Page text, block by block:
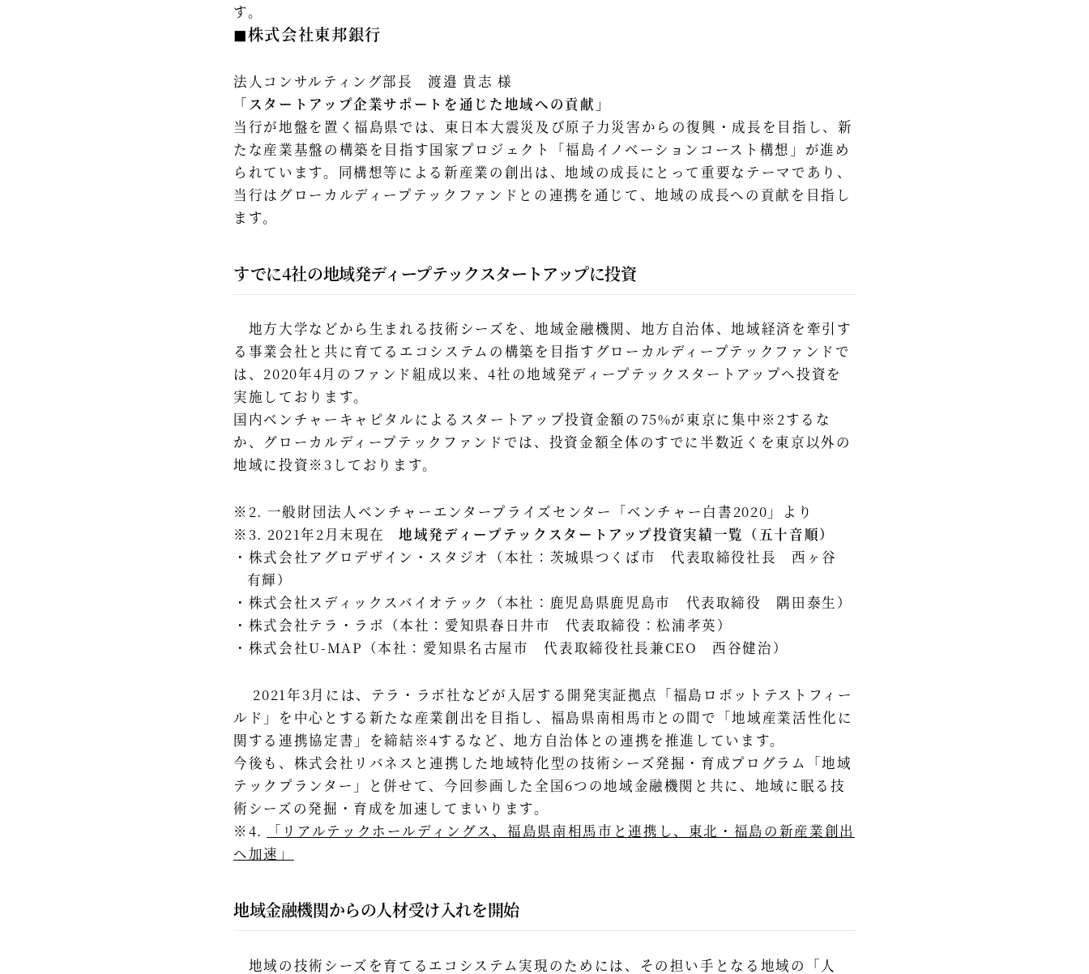
す。
◼︎株式会社東邦銀行
法人コンサルティング部長 渡邉 貴志 様
「スタートアップ企業サポートを通じた地域への貢献」
当行が地盤を置く福島県では、東日本大震災及び原子力災害からの復興・成長を目指し、新
たな産業基盤の構築を目指す国家プロジェクト「福島イノベーションコースト構想」が進め
られています。同構想等による新産業の創出は、地域の成長にとって重要なテーマであり、
当行はグローカルディープテックファンドとの連携を通じて、地域の成長への貢献を目指し
ます。 ​
すでに4社の地域発ディープテックスタートアップに投資
地方大学などから生まれる技術シーズを、地域金融機関、地方自治体、地域経済を牽引す
る事業会社と共に育てるエコシステムの構築を目指すグローカルディープテックファンドで
は、2020年4月のファンド組成以来、4社の地域発ディープテックスタートアップへ投資を
実施しております。
国内ベンチャーキャピタルによるスタートアップ投資金額の75%が東京に集中※2するな
か、グローカルディープテックファンドでは、投資金額全体のすでに半数近くを東京以外の
地域に投資※3しております。
※2. 一般財団法人ベンチャーエンタープライズセンター「ベンチャー白書2020」より
※3. 2021年2月末現在 ​ ​地域発ディープテックスタートアップ投資実績一覧（五十音順）
株式会社アグロデザイン・スタジオ（本社：茨城県つくば市 代表取締役社長 西ヶ谷
有輝）
株式会社スディックスバイオテック（本社：鹿児島県鹿児島市 代表取締役 隅田泰生）
株式会社テラ・ラボ（本社：愛知県春日井市 代表取締役：松浦孝英）
株式会社U-MAP（本社：愛知県名古屋市 代表取締役社長兼CEO 西谷健治）
​ 2021年3月には、テラ・ラボ社などが入居する開発実証拠点「福島ロボットテストフィー
ルド」を中心とする新たな産業創出を目指し、福島県南相馬市との間で「地域産業活性化に
関する連携協定書」を締結※4するなど、地方自治体との連携を推進しています。
今後も、株式会社リバネスと連携した地域特化型の技術シーズ発掘・育成プログラム「地域
テックプランター」と併せて、今回参画した全国6つの地域金融機関と共に、地域に眠る技
術シーズの発掘・育成を加速してまいります。
※4.
「リアルテックホールディングス、福島県南相馬市と連携し、東北・福島の新産業創出
へ加速」
地域金融機関からの人材受け入れを開始
地域の技術シーズを育てるエコシステム実現のためには、その担い手となる地域の「人